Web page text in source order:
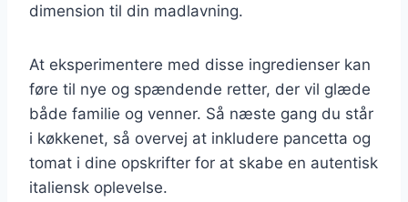
dimension til din madlavning.
At eksperimentere med disse ingredienser kan
føre til nye og spændende retter, der vil glæde
både familie og venner. Så næste gang du står
i køkkenet, så overvej at inkludere pancetta og
tomat i dine opskrifter for at skabe en autentisk
italiensk oplevelse.